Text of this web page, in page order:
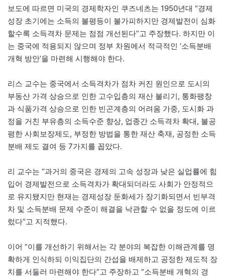
보도에 따르면 미국의 경제학자인 쿠즈네츠는 1950년대 “경제
성장 초기에는 소득의 불평등이 불가피하지만 경제발전이 심화
할수록 소득격차 문제는 점점 개선된다”고 주장했다. 하지만 이
는 중국에 적용되지 않으며 정부 차원에서 적극적인 ‘소득분배
개혁 방안’을 마련해 시행해야 한다.
리스 교수는 중국에서 소득격차가 점차 커진 원인으로 도시의
부동산 가격 상승으로 인한 고수입층의 재산 불리기, 통화팽창
과 식품가격 상승으로 인한 빈곤계층의 어려움 가중, 도시화 과
정을 거친 부유층의 소득수준 향상, 업종간 소득격차 확대, 불공
평한 사회보장제도, 부정한 방법을 통한 재산 축재, 공정한 소득
분배 제도 결여 등 7가지를 꼽았다.
리 교수는 “과거의 중국은 경제의 고속 성장과 낮은 실업률에 힘
입어 경제발전으로 소득격차가 확대되더라도 사회가 안정적으
로 유지됐지만 현재는 경제성장 둔화세가 장기화되면서 빈부격
차 및 소득분배 문제 수준이 해결을 낙관할 수 없을 정도에 이르
렀다”고 지적했다.
이어 “이를 개선하기 위해서는 각 분야의 복잡한 이해관계를 명
확하게 인식하되 이익집단의 간섭을 배제하고 공정한 제도적 장
치를 서둘러 마련해야 한다”고 주장하고 “소득분배 개혁의 경